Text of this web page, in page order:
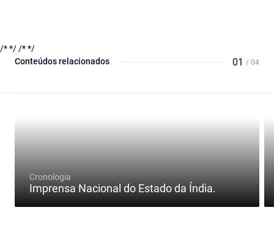
/* *//* */
Conteúdos relacionados
01 / 04
Cronologia
Imprensa Nacional do Estado da Índia.